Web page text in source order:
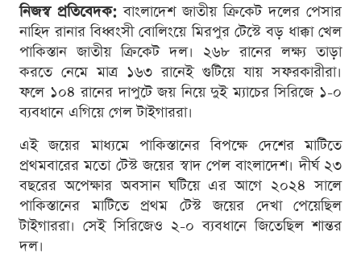
নিজস্ব প্রতিবেদক: বাংলাদেশ জাতীয় ক্রিকেট দলের পেসার
নাহিদ রানার বিধ্বংসী বোলিংয়ে মিরপুর টেস্টে বড় ধাক্কা খেল
পাকিস্তান জাতীয় ক্রিকেট দল। ২৬৮ রানের লক্ষ্য তাড়া
করতে নেমে মাত্র ১৬৩ রানেই গুটিয়ে যায় সফরকারীরা।
ফলে ১০৪ রানের দাপুটে জয় নিয়ে দুই ম্যাচের সিরিজে ১-০
ব্যবধানে এগিয়ে গেল টাইগাররা।
এই জয়ের মাধ্যমে পাকিস্তানের বিপক্ষে দেশের মাটিতে
প্রথমবারের মতো টেস্ট জয়ের স্বাদ পেল বাংলাদেশ। দীর্ঘ ২৩
বছরের অপেক্ষার অবসান ঘটিয়ে এর আগে ২০২৪ সালে
পাকিস্তানের মাটিতে প্রথম টেস্ট জয়ের দেখা পেয়েছিল
টাইগাররা। সেই সিরিজেও ২-০ ব্যবধানে জিতেছিল শান্তর
দল।